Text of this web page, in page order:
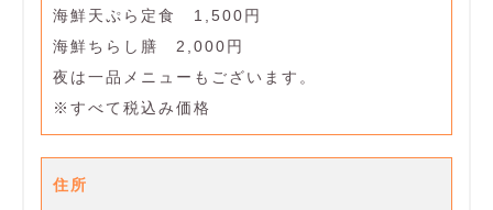
海鮮天ぷら定食 1,500円
海鮮ちらし膳 2,000円
夜は一品メニューもございます。
※すべて税込み価格
住所